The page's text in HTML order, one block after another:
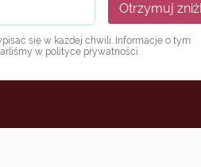
Otrzymuj
się w każdej chwili. Informacje o tym
w polityce prywatności.